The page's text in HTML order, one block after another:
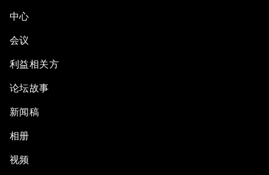
中心
会议
利益相关方
论坛故事
新闻稿
相册
视频